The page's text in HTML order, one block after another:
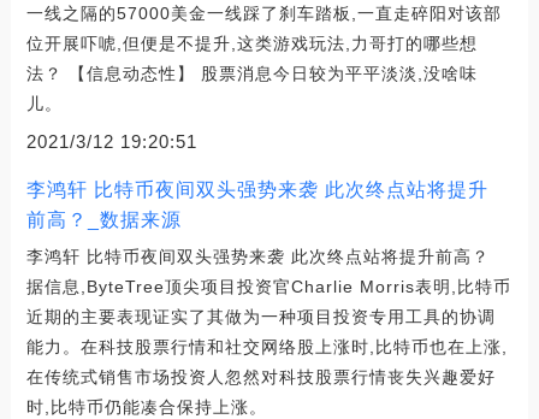
一线之隔的57000美金一线踩了刹车踏板,一直走碎阳对该部
位开展吓唬,但便是不提升,这类游戏玩法,力哥打的哪些想
法？ 【信息动态性】 股票消息今日较为平平淡淡,没啥味
儿。
2021/3/12 19:20:51
李鸿轩 比特币夜间双头强势来袭 此次终点站将提升
前高？_数据来源
李鸿轩 比特币夜间双头强势来袭 此次终点站将提升前高？
据信息,ByteTree顶尖项目投资官Charlie Morris表明,比特币
近期的主要表现证实了其做为一种项目投资专用工具的协调
能力。在科技股票行情和社交网络股上涨时,比特币也在上涨,
在传统式销售市场投资人忽然对科技股票行情丧失兴趣爱好
时,比特币仍能凑合保持上涨。